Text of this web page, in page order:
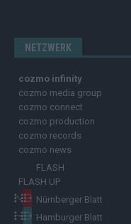
NETZWERK
cozmo infinity
cozmo media group
cozmo connect
cozmo production
cozmo records
cozmo news
FLASH
FLASH UP
Nürnberger Blatt
Hamburger Blatt